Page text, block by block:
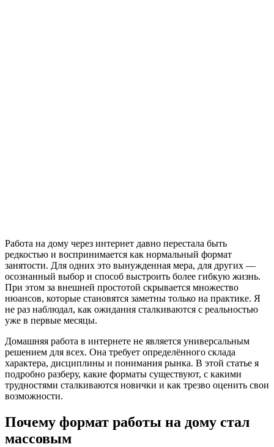
Работа на дому через интернет давно перестала быть
редкостью и воспринимается как нормальный формат
занятости. Для одних это вынужденная мера, для других —
осознанный выбор и способ выстроить более гибкую жизнь.
При этом за внешней простотой скрывается множество
нюансов, которые становятся заметны только на практике. Я
не раз наблюдал, как ожидания сталкиваются с реальностью
уже в первые месяцы.
Домашняя работа в интернете не является универсальным
решением для всех. Она требует определённого склада
характера, дисциплины и понимания рынка. В этой статье я
подробно разберу, какие форматы существуют, с какими
трудностями сталкиваются новички и как трезво оценить свои
возможности.
Почему формат работы на дому стал
массовым